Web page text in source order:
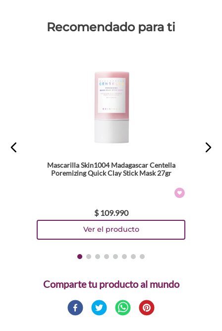
Recomendado para ti
Mascarilla Skin1004 Madagascar Centella
Poremizing Quick Clay Stick Mask 27gr
$ 109.990
Comparte